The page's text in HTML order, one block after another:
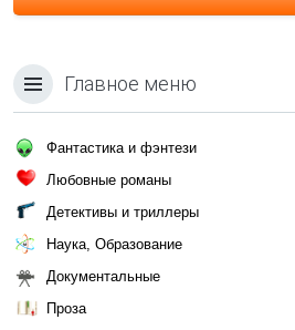
Главное меню
Фантастика и фэнтези
Любовные романы
Детективы и триллеры
Наука, Образование
Документальные
Проза